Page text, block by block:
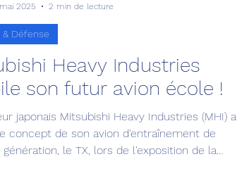
Heavy Industries
son futur avion école !
japonais Mitsubishi Heavy Industries (MHI) a
concept de son avion d'entraînement de
le TX, lors de l'exposition de la
& Défense
2025
2 min de lecture